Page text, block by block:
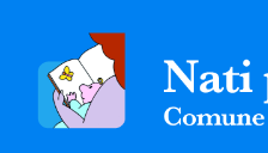
contenuto